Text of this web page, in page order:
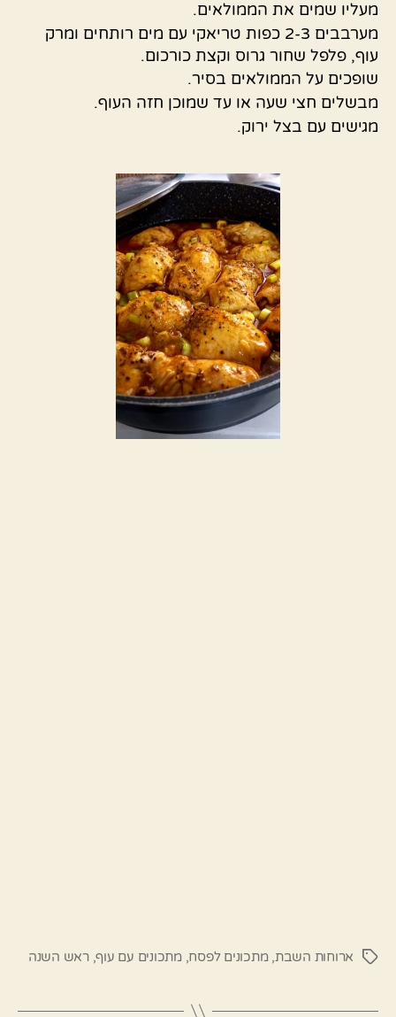
מעליו שמים את הממולאים.
מערבבים 2-3 כפות טריאקי עם מים רותחים ומרק
עוף, פלפל שחור גרוס וקצת כורכום.
שופכים על הממולאים בסיר.
מבשלים חצי שעה או עד שמוכן חזה העוף.
מגישים עם בצל ירוק.
תגיותארוחות השבת,מתכונים לפסח,מתכונים עם עוף,ראש השנה